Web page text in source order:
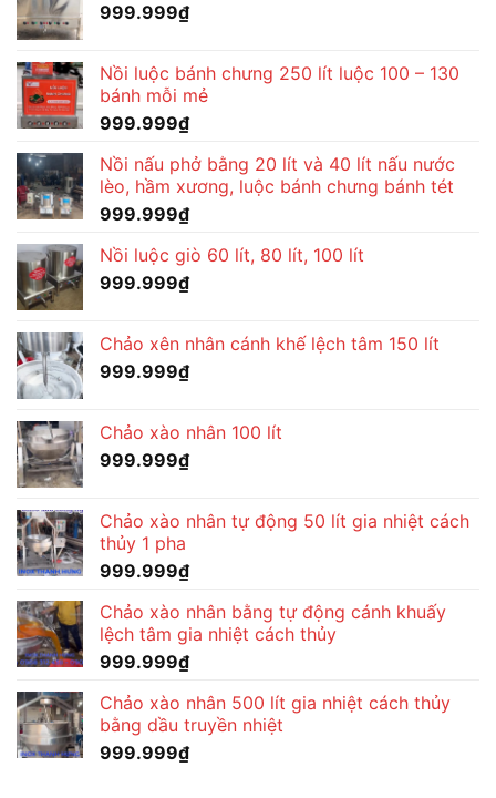
999.999₫
Nồi luộc bánh chưng 250 lít luộc 100 – 130
bánh mỗi mẻ
999.999₫
Nồi nấu phở bằng 20 lít và 40 lít nấu nước
lèo, hầm xương, luộc bánh chưng bánh tét
999.999₫
Nồi luộc giò 60 lít, 80 lít, 100 lít
999.999₫
Chảo xên nhân cánh khế lệch tâm 150 lít
999.999₫
Chảo xào nhân 100 lít
999.999₫
Chảo xào nhân tự động 50 lít gia nhiệt cách
thủy 1 pha
999.999₫
Chảo xào nhân bằng tự động cánh khuấy
lệch tâm gia nhiệt cách thủy
999.999₫
Chảo xào nhân 500 lít gia nhiệt cách thủy
bằng dầu truyền nhiệt
999.999₫